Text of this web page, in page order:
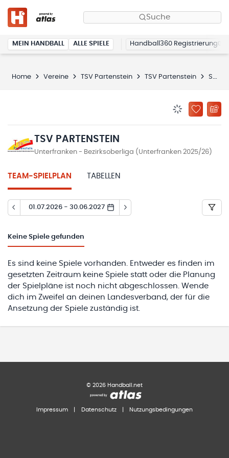
Suche
MEIN HANDBALL ALLE SPIELE Handball360 Registrierung
Home Vereine TSV Partenstein TSV Partenstein Spielplan
ZU
TSV PARTENSTEIN
Unterfranken - Bezirksoberliga (Unterfranken 2025/26)
TEAM-SPIELPLAN TABELLEN
01.07.2026 - 30.06.2027
Keine Spiele gefunden
Es sind keine Spiele vorhanden. Entweder es finden im
gesetzten Zeitraum keine Spiele statt oder die Planung
der Spielpläne ist noch nicht abgeschlossen. Wende
dich im Zweifel an deinen Landesverband, der für die
Ansetzung der Spiele zuständig ist.
© 2026 Handball.net
Impressum Datenschutz Nutzungsbedingungen